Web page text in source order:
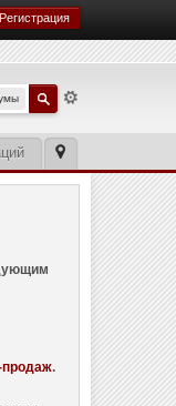
Регистрация
продаж.